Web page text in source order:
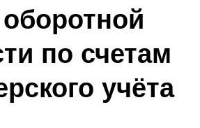
по счетам
учёта